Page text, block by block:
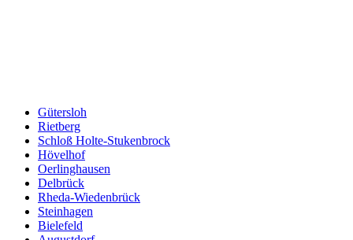
Gütersloh
Rietberg
Schloß Holte-Stukenbrock
Hövelhof
Oerlinghausen
Delbrück
Rheda-Wiedenbrück
Steinhagen
Bielefeld